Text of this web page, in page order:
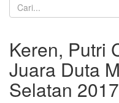
Keren, Putri
Juara Duta
Selatan 2017